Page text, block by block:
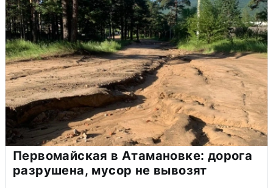
Первомайская в Атамановке: дорога
разрушена, мусор не вывозят